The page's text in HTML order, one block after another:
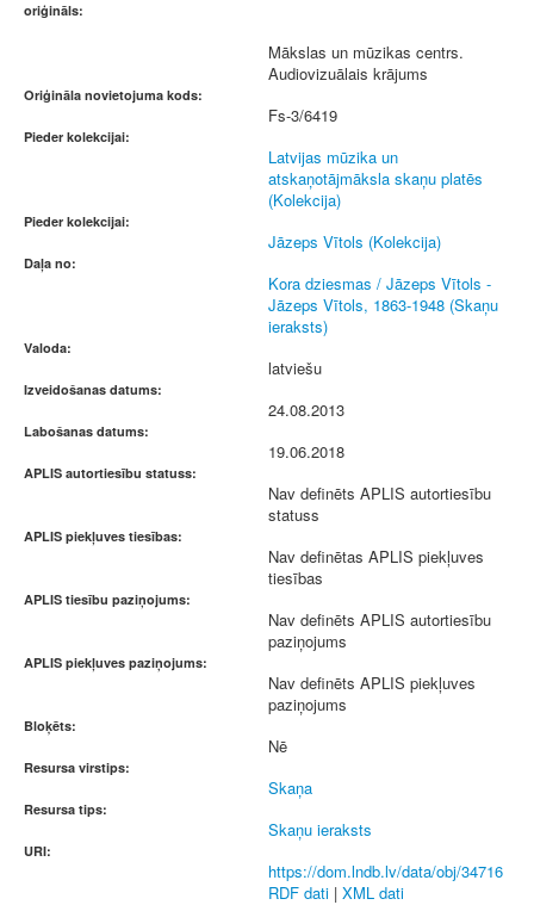
oriģināls:
Mākslas un mūzikas centrs.
Audiovizuālais krājums
Oriģināla novietojuma kods:
Fs-3/6419
Pieder kolekcijai:
Latvijas mūzika un
atskaņotājmāksla skaņu platēs
(Kolekcija)
Pieder kolekcijai:
Jāzeps Vītols (Kolekcija)
Daļa no:
Kora dziesmas / Jāzeps Vītols -
Jāzeps Vītols, 1863-1948 (Skaņu
ieraksts)
Valoda:
latviešu
Izveidošanas datums:
24.08.2013
Labošanas datums:
19.06.2018
APLIS autortiesību statuss:
Nav definēts APLIS autortiesību
statuss
APLIS piekļuves tiesības:
Nav definētas APLIS piekļuves
tiesības
APLIS tiesību paziņojums:
Nav definēts APLIS autortiesību
paziņojums
APLIS piekļuves paziņojums:
Nav definēts APLIS piekļuves
paziņojums
Bloķēts:
Nē
Resursa virstips:
Skaņa
Resursa tips:
Skaņu ieraksts
URI:
https://dom.lndb.lv/data/obj/34716
RDF dati | XML dati